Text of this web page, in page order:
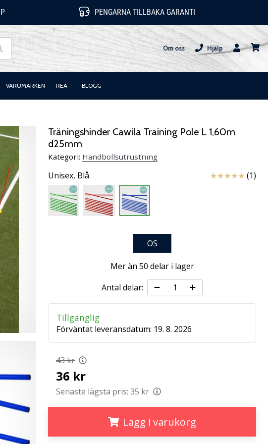
PENGARNA TILLBAKA GARANTI
Om oss
Hjälp
VARUMÄRKEN REA BLOGG
Träningshinder Cawila Training Pole L 1,60m
d25mm
Kategori: Handbollsutrustning
Unisex, Blå Recensioner
(1)
OS
Mer än 50 delar i lager
Antal delar:
Tillgänglig
Förväntat leveransdatum: 19. 8. 2026
43 kr
36 kr
Senaste lägsta pris: 35 kr
Lägg i varukorg